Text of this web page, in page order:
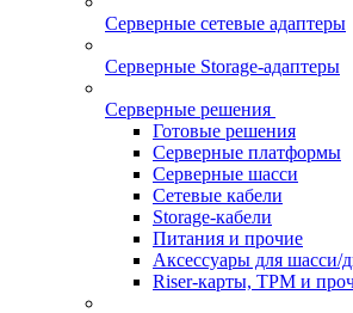
Серверные сетевые адаптеры
Серверные Storage-адаптеры
Серверные решения
Готовые решения
Серверные платформы
Серверные шасси
Сетевые кабели
Storage-кабели
Питания и прочие
Аксессуары для шасси/
Riser-карты, TPM и